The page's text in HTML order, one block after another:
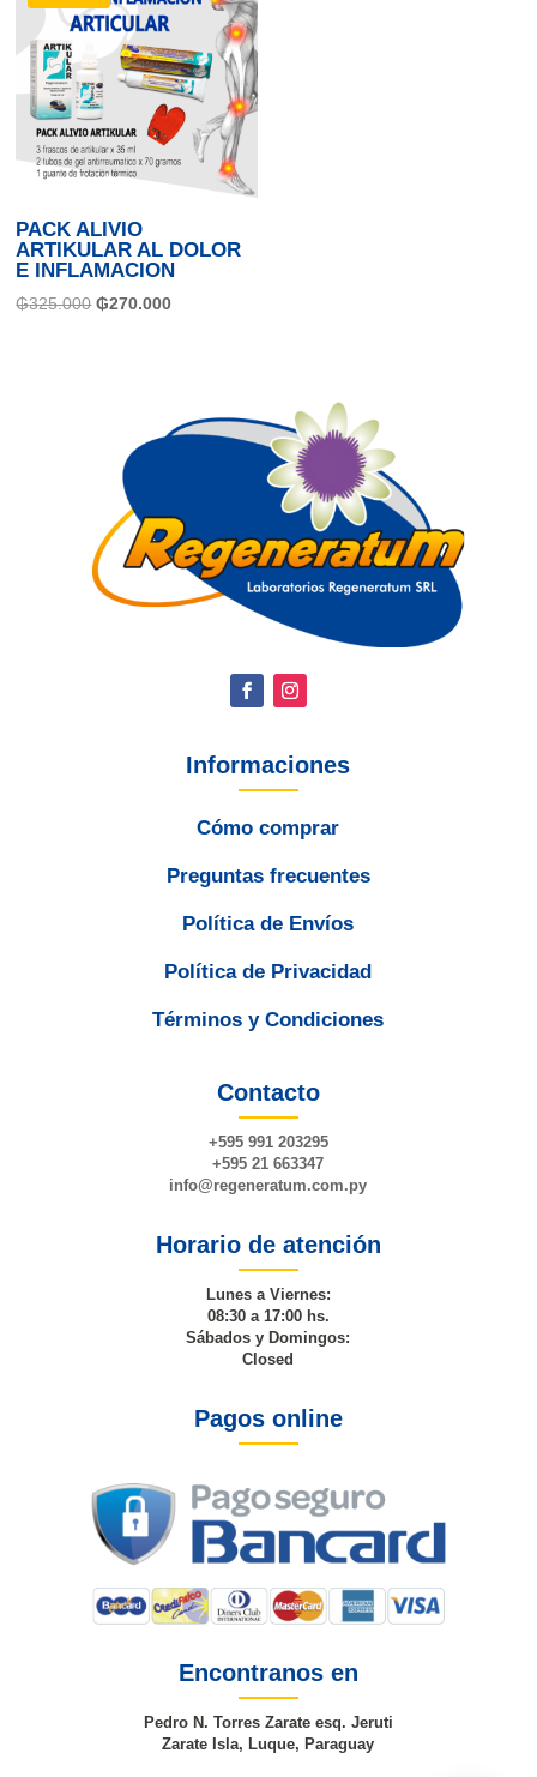
PACK ALIVIO
ARTIKULAR AL DOLOR
E INFLAMACION
₲325.000 El
₲270.000El
₲270.000.
Informaciones
Cómo comprar
Preguntas frecuentes
Política de Envíos
Política de Privacidad
Términos y Condiciones
Contacto
+595 991 203295
+595 21 663347
info@regeneratum.com.py
Horario de atención
Lunes a Viernes:
08:30 a 17:00 hs.
Sábados y Domingos:
Closed
Pagos online
Encontranos en
Pedro N. Torres Zarate esq. Jeruti
Zarate Isla, Luque, Paraguay